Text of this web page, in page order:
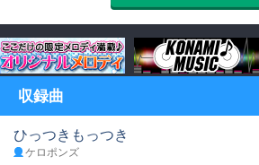
収録曲
ひっつきもっつき
ケロポンズ